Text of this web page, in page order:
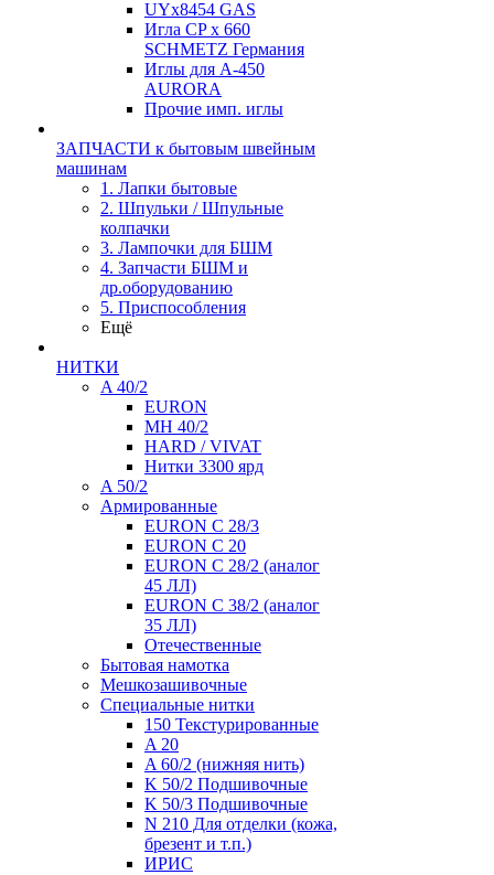
UYx8454 GAS
Игла CP х 660
SCHMETZ Германия
Иглы для А-450
AURORA
Прочие имп. иглы
ЗАПЧАСТИ к бытовым швейным
машинам
1. Лапки бытовые
2. Шпульки / Шпульные
колпачки
3. Лампочки для БШМ
4. Запчасти БШМ и
др.оборудованию
5. Приспособления
Ещё
НИТКИ
A 40/2
EURON
MH 40/2
HARD / VIVAT
Нитки 3300 ярд
A 50/2
Армированные
EURON C 28/3
EURON C 20
EURON C 28/2 (аналог
45 ЛЛ)
EURON C 38/2 (аналог
35 ЛЛ)
Отечественные
Бытовая намотка
Мешкозашивочные
Специальные нитки
150 Текстурированные
A 20
A 60/2 (нижняя нить)
K 50/2 Подшивочные
K 50/3 Подшивочные
N 210 Для отделки (кожа,
брезент и т.п.)
ИРИС